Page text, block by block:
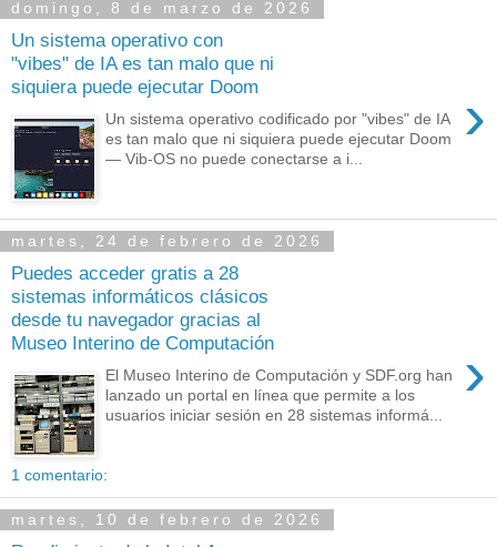
domingo, 8 de marzo de 2026
Un sistema operativo con
"vibes" de IA es tan malo que ni
siquiera puede ejecutar Doom
›
Un sistema operativo codificado por "vibes" de IA
es tan malo que ni siquiera puede ejecutar Doom
— Vib-OS no puede conectarse a i...
martes, 24 de febrero de 2026
Puedes acceder gratis a 28
sistemas informáticos clásicos
desde tu navegador gracias al
Museo Interino de Computación
›
El Museo Interino de Computación y SDF.org han
lanzado un portal en línea que permite a los
usuarios iniciar sesión en 28 sistemas informá...
1 comentario:
martes, 10 de febrero de 2026